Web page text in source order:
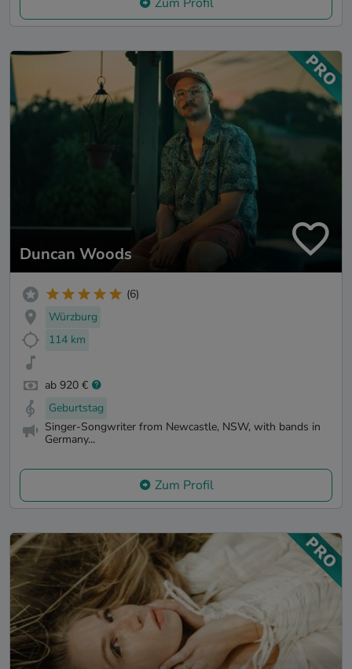
Duncan Woods
(6)
Würzburg
114 km
ab 920 €
Geburtstag
Singer-Songwriter from Newcastle, NSW, with bands in
Germany...
Zum Profil